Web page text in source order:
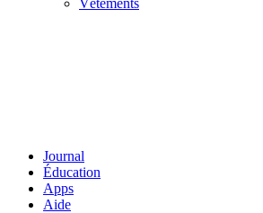
Vêtements
Journal
Éducation
Apps
Aide